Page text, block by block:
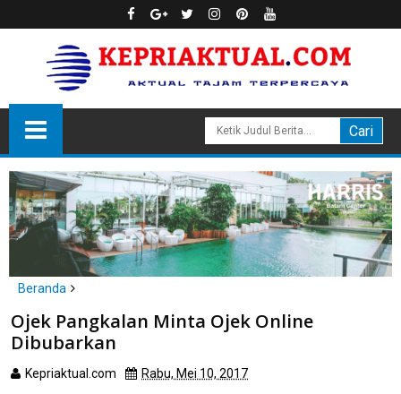
Beranda
Batam
politik Ojek Pangkalan Minta Ojek Online Dibubarkan
Ojek Pangkalan Minta Ojek Online
Dibubarkan
Kepriaktual.com Rabu, Mei 10, 2017